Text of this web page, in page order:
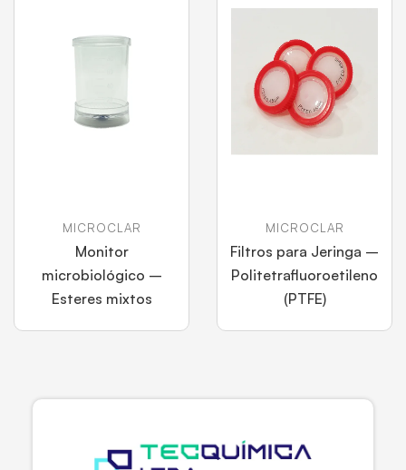
MICROCLAR
Monitor
microbiológico –
Esteres mixtos
MICROCLAR
Filtros para Jeringa –
Politetrafluoroetileno
(PTFE)